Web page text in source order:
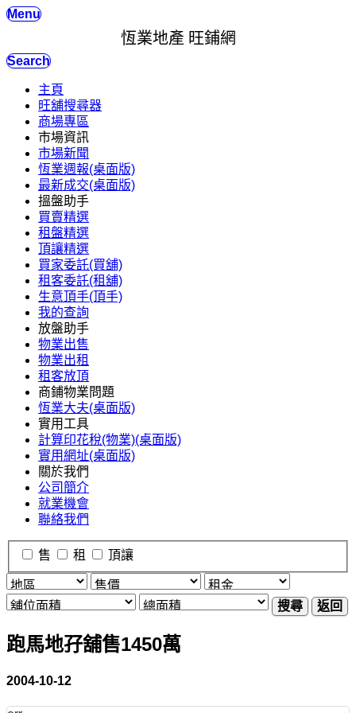
Menu
恆業地產 旺鋪網
Search
主頁
旺舖搜尋器
商場專區
市場資訊
市場新聞
恆業週報(桌面版)
最新成交(桌面版)
搵盤助手
買賣精選
租盤精選
頂讓精選
買家委託(買舖)
租客委託(租舖)
生意頂手(頂手)
我的查詢
放盤助手
物業出售
物業出租
租客放頂
商鋪物業問題
恆業大夫(桌面版)
實用工具
計算印花稅(物業)(桌面版)
實用網址(桌面版)
關於我們
公司簡介
就業機會
聯絡我們
售 租 頂讓
搜尋 返回
跑馬地孖舖售1450萬
2004-10-12